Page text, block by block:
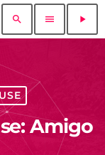
search menu play_arrow
Amigo